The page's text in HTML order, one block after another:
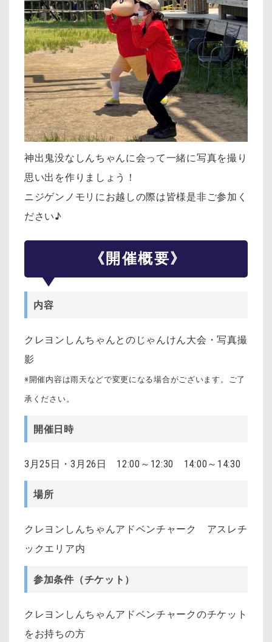
神出鬼没なしんちゃんに会って一緒に写真を撮り
思い出を作りましょう！
ニジゲンノモリにお越しの際は皆様是非ご参加く
ださい♪
《開催概要》
内容
クレヨンしんちゃんとのじゃんけん大会・写真撮
影
※開催内容は雨天などで変更になる場合がございます。ご了
承ください。
開催日時
3月25日・3月26日 12:00～12:30 14:00～14:30
場所
クレヨンしんちゃんアドベンチャーク アスレチ
ックエリア内
参加条件（チケット）
クレヨンしんちゃんアドベンチャークのチケット
をお持ちの方